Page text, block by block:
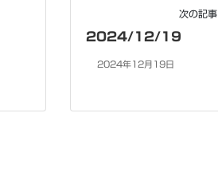
次の記事
2024/12/19
2024年12月19日